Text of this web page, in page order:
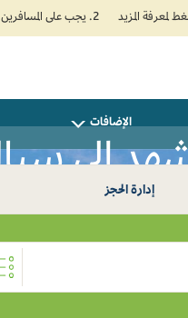
2. يجب على المسافرين المتجهين إلى الهند تعبئة نموذج الإقرار الصحي الذاتي (Air Suvidha) الإلزامي قبل موعد الوصول بـ 24 ساعة على الأقل. اضغط هنا للدخول إلى بوابة Air Suvidha.
الإضافات
إلى
إدارة الحجز